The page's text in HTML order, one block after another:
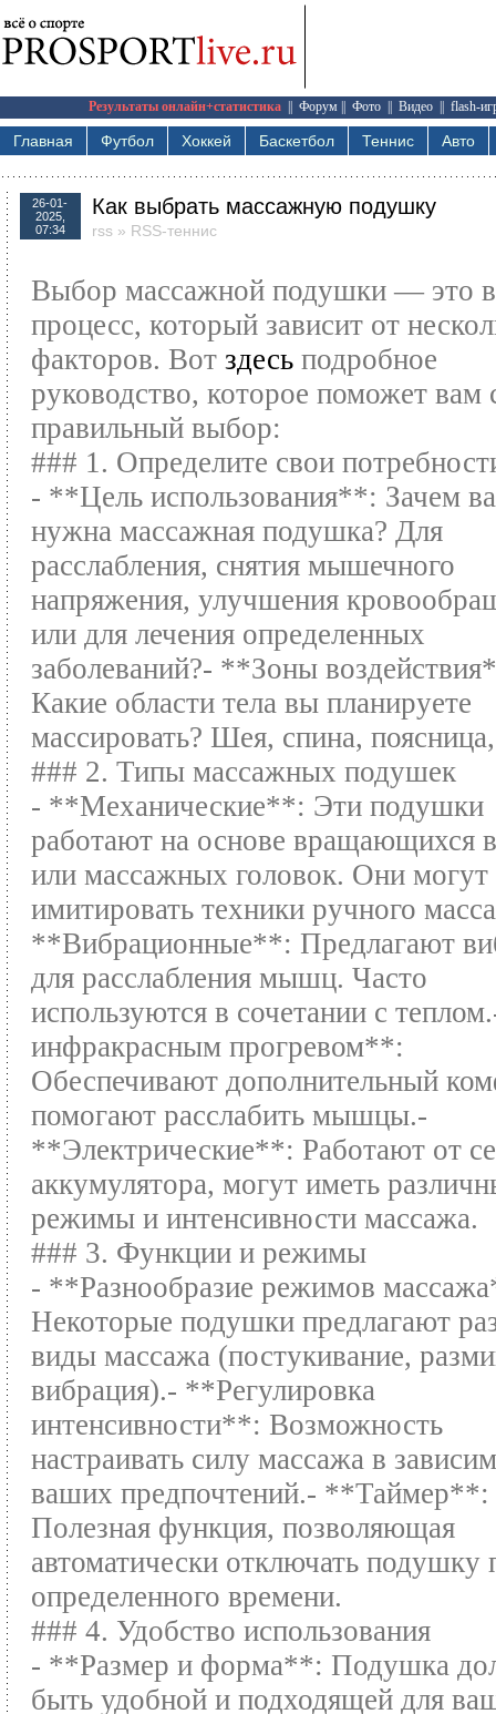
Результаты онлайн+статистика Форум Фото Видео flash-
Главная Футбол Хоккей Баскетбол Теннис Авто
26-01-
2025,
07:34
Как выбрать массажную подушку
rss » RSS-теннис
Выбор массажной подушки — это
процесс, который зависит от
факторов. Вот здесь подробное
руководство, которое поможет вам
правильный выбор:
### 1. Определите свои
- **Цель использования**: Зачем
нужна массажная подушка? Для
расслабления, снятия мышечного
напряжения, улучшения
или для лечения определенных
заболеваний?- **Зоны
Какие области тела вы планируете
массировать? Шея, спина,
### 2. Типы массажных подушек
- **Механические**: Эти подушки
работают на основе вращающихся
или массажных головок. Они могут
имитировать техники ручного
**Вибрационные**: Предлагают
для расслабления мышц. Часто
используются в сочетании с
инфракрасным прогревом**:
Обеспечивают дополнительный
помогают расслабить мышцы.-
**Электрические**: Работают от
аккумулятора, могут иметь
режимы и интенсивности массажа.
### 3. Функции и режимы
- **Разнообразие режимов
Некоторые подушки предлагают
виды массажа (постукивание,
вибрация).- **Регулировка
интенсивности**: Возможность
настраивать силу массажа в
ваших предпочтений.- **Таймер**:
Полезная функция, позволяющая
автоматически отключать подушку
определенного времени.
### 4. Удобство использования
- **Размер и форма**: Подушка
быть удобной и подходящей для